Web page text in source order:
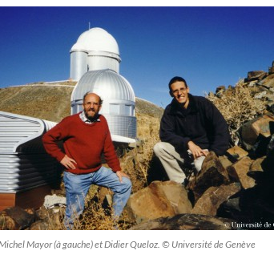
Mayor (à gauche) et Didier Queloz. © Université de Genève